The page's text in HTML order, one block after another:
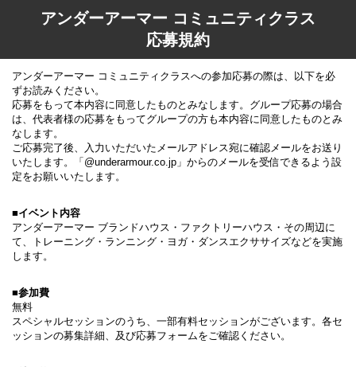
アンダーアーマー コミュニティクラス
応募規約
アンダーアーマー コミュニティクラスへの参加応募の際は、以下を必
ずお読みください。
応募をもって本内容に同意したものとみなします。グループ応募の場合
は、代表者様の応募をもってグループの方も本内容に同意したものとみ
なします。
ご応募完了後、入力いただいたメールアドレス宛に確認メールをお送り
いたします。「@underarmour.co.jp」からのメールを受信できるよう設
定をお願いいたします。
■イベント内容
アンダーアーマー ブランドハウス・ファクトリーハウス・その周辺に
て、トレーニング・ランニング・ヨガ・ダンスエクササイズなどを実施
します。
■参加費
無料
スペシャルセッションのうち、一部有料セッションがございます。各セ
ッションの募集詳細、及び応募フォームをご確認ください。